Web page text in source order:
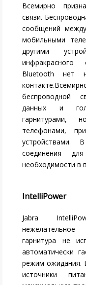
Всемирно
связи.
сообщений
мобильными
другими
инфракрасного
Bluetooth нет
беспроводной
данных и
гарнитурами,
телефонами,
устройствами.
соединения
необходимости в
IntelliPower
Jabra
гарнитура не
автоматически
режим ожидания.
источники